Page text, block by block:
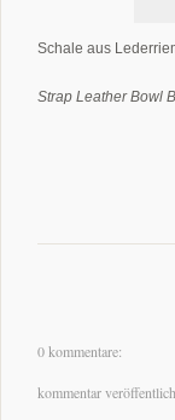
Schale aus
Strap Leather Bowl
0 kommentare:
kommentar